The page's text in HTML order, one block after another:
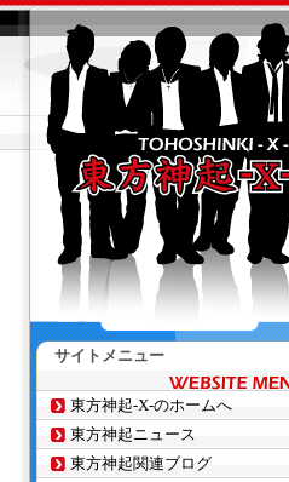
サイトメニュー
東方神起-X-のホームへ
東方神起ニュース
東方神起関連ブログ